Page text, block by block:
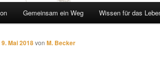
Gemeinsam ein Weg Wissen für das
9. Mai 2018von M. Becker